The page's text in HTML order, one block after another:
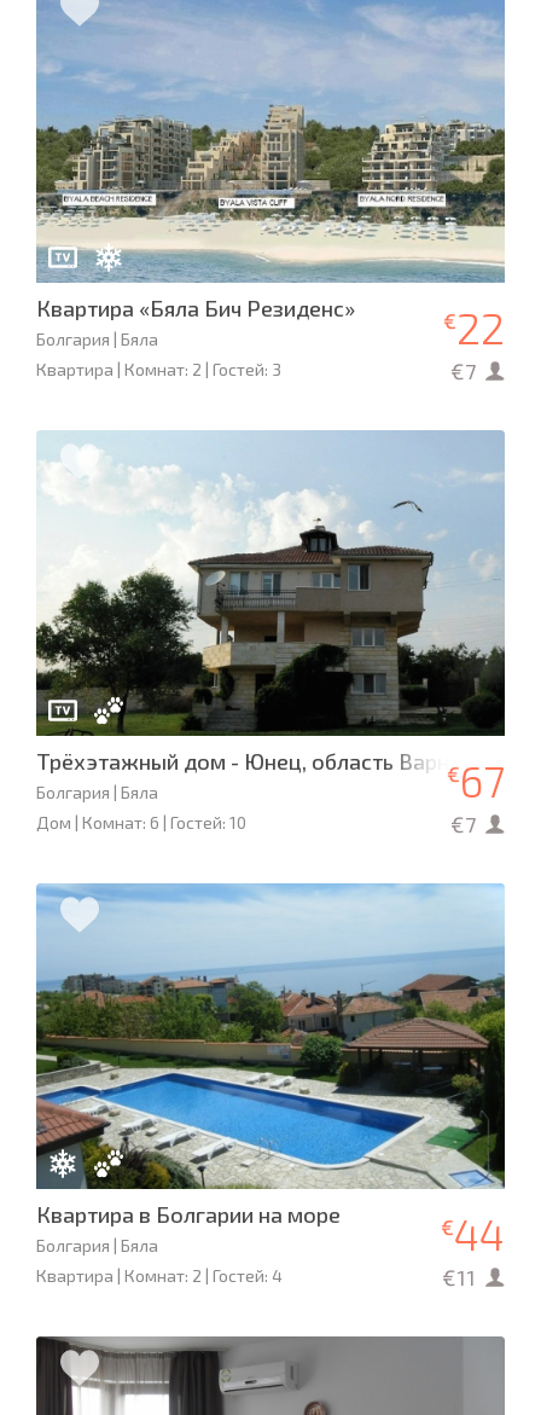
Квартира «Бяла Бич Резиденс»
Болгария | Бяла
Квартира | Комнат: 2 | Гостей: 3
€22
€7
Трёхэтажный дом - Юнец, область Варна
Болгария | Бяла
Дом | Комнат: 6 | Гостей: 10
€67
€7
Квартира в Болгарии на море
Болгария | Бяла
Квартира | Комнат: 2 | Гостей: 4
€44
€11